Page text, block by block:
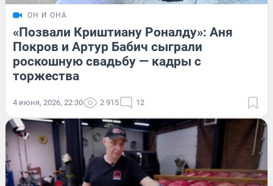
ОН И ОНА
«Позвали Криштиану Роналду»: Аня
Покров и Артур Бабич сыграли
роскошную свадьбу — кадры с
торжества
4 июня, 2026, 22:30 2 915 12